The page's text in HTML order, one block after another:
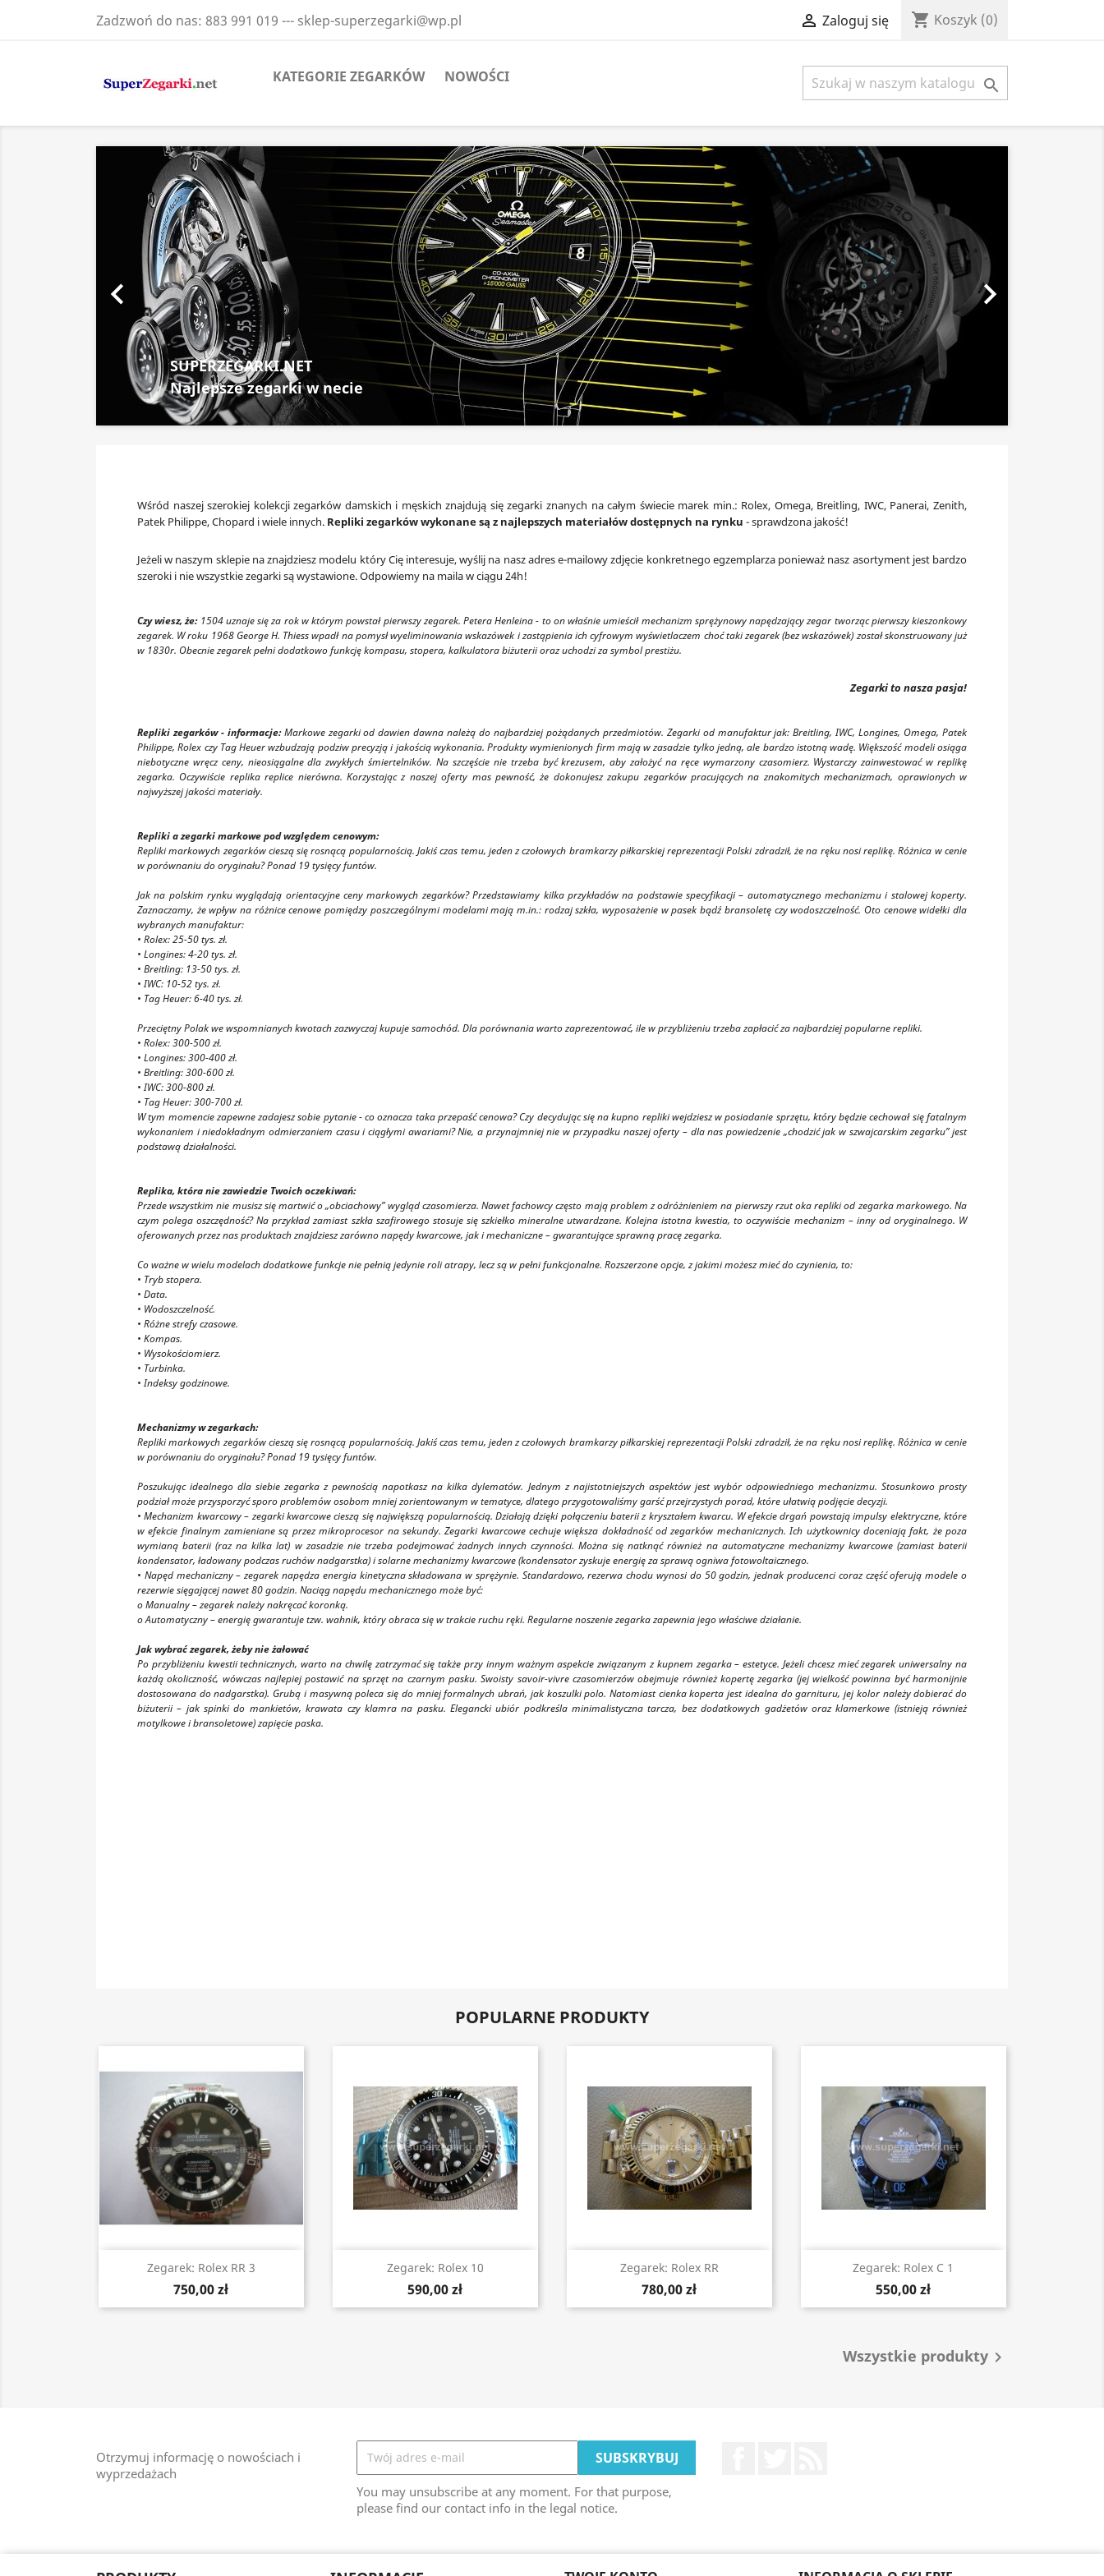
Zadzwoń do nas: 883 991 019 --- sklep-superzegarki@wp.pl  Zaloguj się shopping_cart Koszyk (0)
KATEGORIE ZEGARKÓW NOWOŚCI 
SUPERZEGARKI.NET
To wytrzymałe mechanizmy.
 
Wśród naszej szerokiej kolekcji zegarków damskich i męskich znajdują się zegarki znanych na całym świecie marek min.: Rolex, Omega, Breitling, IWC, Panerai, Zenith,
Patek Philippe, Chopard i wiele innych. Repliki zegarków wykonane są z najlepszych materiałów dostępnych na rynku - sprawdzona jakość!
Jeżeli w naszym sklepie na znajdziesz modelu który Cię interesuje, wyślij na nasz adres e-mailowy zdjęcie konkretnego egzemplarza ponieważ nasz asortyment jest bardzo
szeroki i nie wszystkie zegarki są wystawione. Odpowiemy na maila w ciągu 24h!
Czy wiesz, że:1504 uznaje się za rok w którym powstał pierwszy zegarek. Petera Henleina - to on właśnie umieścił mechanizm sprężynowy napędzający zegar tworząc pierwszy kieszonkowy
zegarek. W roku 1968 George H. Thiess wpadł na pomysł wyeliminowania wskazówek i zastąpienia ich cyfrowym wyświetlaczem choć taki zegarek (bez wskazówek) został skonstruowany już
w 1830r. Obecnie zegarek pełni dodatkowo funkcję kompasu, stopera, kalkulatora biżuterii oraz uchodzi za symbol prestiżu.
Zegarki to nasza pasja!
Repliki zegarków - informacje:Markowe zegarki od dawien dawna należą do najbardziej pożądanych przedmiotów. Zegarki od manufaktur jak: Breitling, IWC, Longines, Omega, Patek
Philippe, Rolex czy Tag Heuer wzbudzają podziw precyzją i jakością wykonania. Produkty wymienionych firm mają w zasadzie tylko jedną, ale bardzo istotną wadę. Większość modeli osiąga
niebotyczne wręcz ceny, nieosiągalne dla zwykłych śmiertelników. Na szczęście nie trzeba być krezusem, aby założyć na ręce wymarzony czasomierz. Wystarczy zainwestować w replikę
zegarka. Oczywiście replika replice nierówna. Korzystając z naszej oferty mas pewność, że dokonujesz zakupu zegarków pracujących na znakomitych mechanizmach, oprawionych w
najwyższej jakości materiały.
Repliki a zegarki markowe pod względem cenowym:
Repliki markowych zegarków cieszą się rosnącą popularnością. Jakiś czas temu, jeden z czołowych bramkarzy piłkarskiej reprezentacji Polski zdradził, że na ręku nosi replikę. Różnica w cenie
w porównaniu do oryginału? Ponad 19 tysięcy funtów.
Jak na polskim rynku wyglądają orientacyjne ceny markowych zegarków? Przedstawiamy kilka przykładów na podstawie specyfikacji – automatycznego mechanizmu i stalowej koperty.
Zaznaczamy, że wpływ na różnice cenowe pomiędzy poszczególnymi modelami mają m.in.: rodzaj szkła, wyposażenie w pasek bądź bransoletę czy wodoszczelność. Oto cenowe widełki dla
wybranych manufaktur:
• Rolex: 25-50 tys. zł.
• Longines: 4-20 tys. zł.
• Breitling: 13-50 tys. zł.
• IWC: 10-52 tys. zł.
• Tag Heuer: 6-40 tys. zł.
Przeciętny Polak we wspomnianych kwotach zazwyczaj kupuje samochód. Dla porównania warto zaprezentować, ile w przybliżeniu trzeba zapłacić za najbardziej popularne repliki.
• Rolex: 300-500 zł.
• Longines: 300-400 zł.
• Breitling: 300-600 zł.
• IWC: 300-800 zł.
• Tag Heuer: 300-700 zł.
W tym momencie zapewne zadajesz sobie pytanie - co oznacza taka przepaść cenowa? Czy decydując się na kupno repliki wejdziesz w posiadanie sprzętu, który będzie cechował się fatalnym
wykonaniem i niedokładnym odmierzaniem czasu i ciągłymi awariami? Nie, a przynajmniej nie w przypadku naszej oferty – dla nas powiedzenie „chodzić jak w szwajcarskim zegarku” jest
podstawą działalności.
Replika, która nie zawiedzie Twoich oczekiwań:
Przede wszystkim nie musisz się martwić o „obciachowy” wygląd czasomierza. Nawet fachowcy często mają problem z odróżnieniem na pierwszy rzut oka repliki od zegarka markowego. Na
czym polega oszczędność? Na przykład zamiast szkła szafirowego stosuje się szkiełko mineralne utwardzane. Kolejna istotna kwestia, to oczywiście mechanizm – inny od oryginalnego. W
oferowanych przez nas produktach znajdziesz zarówno napędy kwarcowe, jak i mechaniczne – gwarantujące sprawną pracę zegarka.
Co ważne w wielu modelach dodatkowe funkcje nie pełnią jedynie roli atrapy, lecz są w pełni funkcjonalne. Rozszerzone opcje, z jakimi możesz mieć do czynienia, to:
• Tryb stopera.
• Data.
• Wodoszczelność.
• Różne strefy czasowe.
• Kompas.
• Wysokościomierz.
• Turbinka.
• Indeksy godzinowe.
Mechanizmy w zegarkach:
Repliki markowych zegarków cieszą się rosnącą popularnością. Jakiś czas temu, jeden z czołowych bramkarzy piłkarskiej reprezentacji Polski zdradził, że na ręku nosi replikę. Różnica w cenie
w porównaniu do oryginału? Ponad 19 tysięcy funtów.
Poszukując idealnego dla siebie zegarka z pewnością napotkasz na kilka dylematów. Jednym z najistotniejszych aspektów jest wybór odpowiedniego mechanizmu. Stosunkowo prosty
podział może przysporzyć sporo problemów osobom mniej zorientowanym w tematyce, dlatego przygotowaliśmy garść przejrzystych porad, które ułatwią podjęcie decyzji.
• Mechanizm kwarcowy – zegarki kwarcowe cieszą się największą popularnością. Działają dzięki połączeniu baterii z kryształem kwarcu. W efekcie drgań powstają impulsy elektryczne, które
w efekcie finalnym zamieniane są przez mikroprocesor na sekundy. Zegarki kwarcowe cechuje większa dokładność od zegarków mechanicznych. Ich użytkownicy doceniają fakt, że poza
wymianą baterii (raz na kilka lat) w zasadzie nie trzeba podejmować żadnych innych czynności. Można się natknąć również na automatyczne mechanizmy kwarcowe (zamiast baterii
kondensator, ładowany podczas ruchów nadgarstka) i solarne mechanizmy kwarcowe (kondensator zyskuje energię za sprawą ogniwa fotowoltaicznego.
• Napęd mechaniczny – zegarek napędza energia kinetyczna składowana w sprężynie. Standardowo, rezerwa chodu wynosi do 50 godzin, jednak producenci coraz część oferują modele o
rezerwie sięgającej nawet 80 godzin. Naciąg napędu mechanicznego może być:
o Manualny – zegarek należy nakręcać koronką.
o Automatyczny – energię gwarantuje tzw. wahnik, który obraca się w trakcie ruchu ręki. Regularne noszenie zegarka zapewnia jego właściwe działanie.
Jak wybrać zegarek, żeby nie żałować
Po przybliżeniu kwestii technicznych, warto na chwilę zatrzymać się także przy innym ważnym aspekcie związanym z kupnem zegarka – estetyce. Jeżeli chcesz mieć zegarek uniwersalny na
każdą okoliczność, wówczas najlepiej postawić na sprzęt na czarnym pasku. Swoisty savoir-vivre czasomierzów obejmuje również kopertę zegarka (jej wielkość powinna być harmonijnie
dostosowana do nadgarstka). Grubą i masywną poleca się do mniej formalnych ubrań, jak koszulki polo. Natomiast cienka koperta jest idealna do garnituru, jej kolor należy dobierać do
biżuterii – jak spinki do mankietów, krawata czy klamra na pasku. Elegancki ubiór podkreśla minimalistyczna tarcza, bez dodatkowych gadżetów oraz klamerkowe (istnieją również
motylkowe i bransoletowe) zapięcie paska.
POPULARNE PRODUKTY
Zegarek: Rolex RR 3
750,00 zł
Szybki podgląd Zegarek: Rolex 10
590,00 zł
Szybki podgląd Zegarek: Rolex RR
780,00 zł
Szybki podgląd Zegarek: Rolex C 1
550,00 zł
Szybki podgląd
Wszystkie produkty 
Otrzymuj informację o nowościach i
wyprzedażach
You may unsubscribe at any moment. For that purpose,
please find our contact info in the legal notice.